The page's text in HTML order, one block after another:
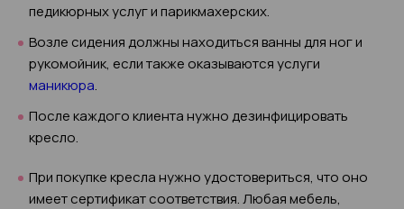
педикюрных услуг и парикмахерских.
Возле сидения должны находиться ванны для ног и
рукомойник, если также оказываются услуги
маникюра.
После каждого клиента нужно дезинфицировать
кресло.
При покупке кресла нужно удостовериться, что оно
имеет сертификат соответствия. Любая мебель,